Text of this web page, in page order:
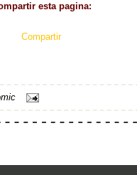
esta pagina:
Compartir